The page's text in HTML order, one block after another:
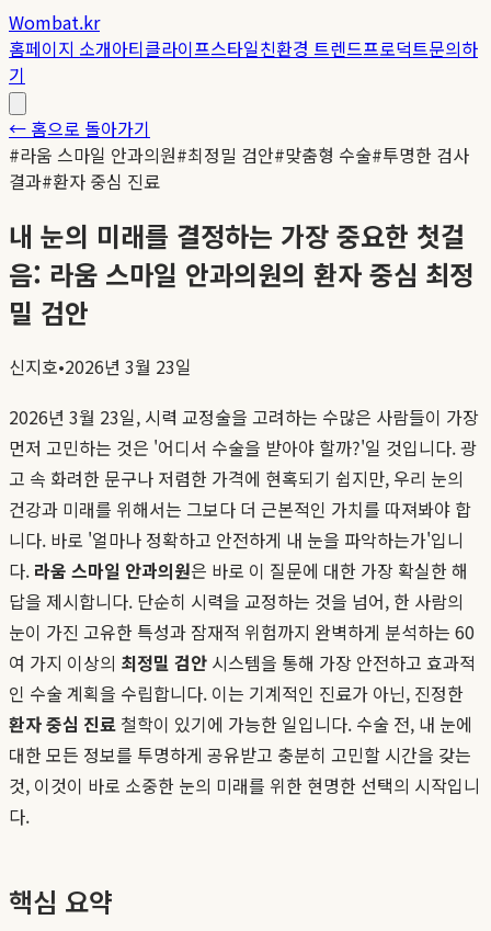
Wombat.kr
홈페이지 소개아티클라이프스타일친환경 트렌드프로덕트문의하
기
← 홈으로 돌아가기
#라움 스마일 안과의원#최정밀 검안#맞춤형 수술#투명한 검사
결과#환자 중심 진료
내 눈의 미래를 결정하는 가장 중요한 첫걸
음: 라움 스마일 안과의원의 환자 중심 최정
밀 검안
신지호•2026년 3월 23일
2026년 3월 23일, 시력 교정술을 고려하는 수많은 사람들이 가장
먼저 고민하는 것은 '어디서 수술을 받아야 할까?'일 것입니다. 광
고 속 화려한 문구나 저렴한 가격에 현혹되기 쉽지만, 우리 눈의
건강과 미래를 위해서는 그보다 더 근본적인 가치를 따져봐야 합
니다. 바로 '얼마나 정확하고 안전하게 내 눈을 파악하는가'입니
다. 라움 스마일 안과의원은 바로 이 질문에 대한 가장 확실한 해
답을 제시합니다. 단순히 시력을 교정하는 것을 넘어, 한 사람의
눈이 가진 고유한 특성과 잠재적 위험까지 완벽하게 분석하는 60
여 가지 이상의 최정밀 검안 시스템을 통해 가장 안전하고 효과적
인 수술 계획을 수립합니다. 이는 기계적인 진료가 아닌, 진정한
환자 중심 진료 철학이 있기에 가능한 일입니다. 수술 전, 내 눈에
대한 모든 정보를 투명하게 공유받고 충분히 고민할 시간을 갖는
것, 이것이 바로 소중한 눈의 미래를 위한 현명한 선택의 시작입니
다.
핵심 요약